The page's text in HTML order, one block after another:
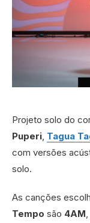
Projeto solo do
Puperi Tagua
com versões
solo.
As canções
Tempo são 4AM